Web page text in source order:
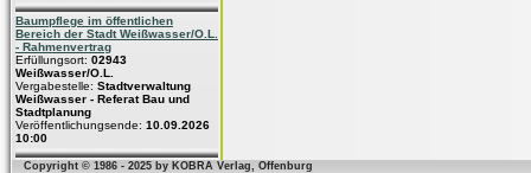
Baumpflege im öffentlichen
Bereich der Stadt Weißwasser/O.L.
- Rahmenvertrag
Erfüllungsort: 02943
Weißwasser/O.L.
Vergabestelle: Stadtverwaltung
Weißwasser - Referat Bau und
Stadtplanung
Veröffentlichungsende: 10.09.2026
10:00
Copyright © 1986 - 2025 by KOBRA Verlag, Offenburg